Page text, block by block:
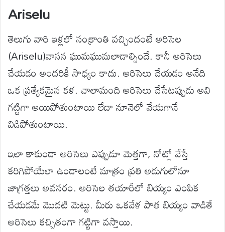
Ariselu
తెలుగు వారి ఇళ్లలో సంక్రాంతి వచ్చిందంటే అరిసెల
(Ariselu)వాసన ఘుమఘుమలాడాల్సిందే. కానీ అరిసెలు
చేయడం అందరికీ సాధ్యం కాదు. అరిసెలు చేయడం అనేది
ఒక ప్రత్యేకమైన కళ. చాలామంది అరిసెలు చేసేటప్పుడు అవి
గట్టిగా అయిపోతుంటాయి లేదా నూనెలో వేయగానే
విడిపోతుంటాయి.
ఇలా కాకుండా అరిసెలు ఎప్పుడూ మెత్తగా, నోట్లో వేస్తే
కరిగిపోయేలా ఉండాలంటే మాత్రం ప్రతి అడుగులోనూ
జాగ్రత్తలు అవసరం. అరిసెల తయారీలో బియ్యం ఎంపిక
చేయడమే మొదటి మెట్టు. మీరు ఒకవేళ పాత బియ్యం వాడితే
అరిసెలు కచ్చితంగా గట్టిగా వస్తాయి.